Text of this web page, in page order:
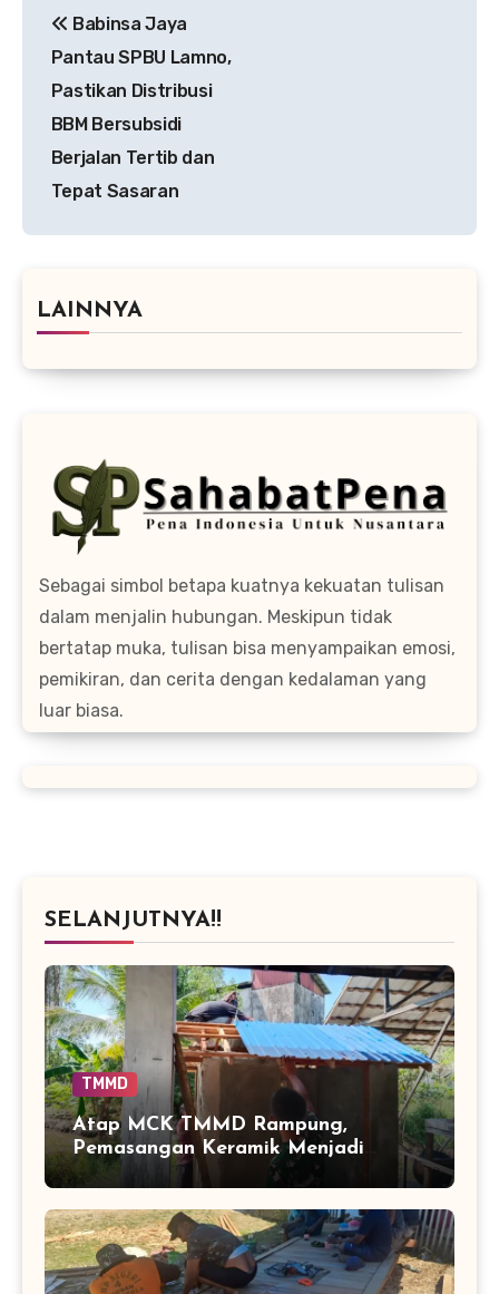
pos
Babinsa Jaya
Pantau SPBU Lamno,
Pastikan Distribusi
BBM Bersubsidi
Berjalan Tertib dan
Tepat Sasaran
LAINNYA
Sebagai simbol betapa kuatnya kekuatan tulisan
dalam menjalin hubungan. Meskipun tidak
bertatap muka, tulisan bisa menyampaikan emosi,
pemikiran, dan cerita dengan kedalaman yang
luar biasa.
SELANJUTNYA!!
TMMD
Atap MCK TMMD Rampung,
Pemasangan Keramik Menjadi
Sentuhan Akhir Fasilitas Sanitasi di
Tamban Bangun